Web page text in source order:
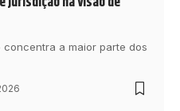
a maior parte dos